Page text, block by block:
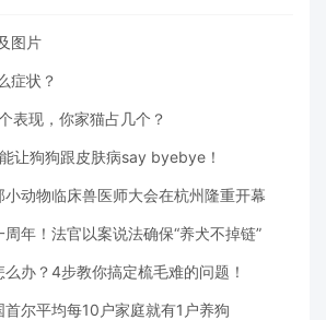
图片
症状？
表现，你家猫占几个？
让狗狗跟皮肤病say byebye！
动物临床兽医师大会在杭州隆重开幕
年！法官以案说法确保“养犬不掉链”
办？4步教你搞定梳毛难的问题！
尔平均每10户家庭就有1户养狗